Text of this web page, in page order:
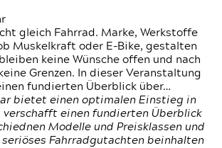
gleich Fahrrad. Marke, Werkstoffe
Muskelkraft oder E-Bike, gestalten
keine Wünsche offen und nach
Grenzen. In dieser Veranstaltung
fundierten Überblick über…
bietet einen optimalen Einstieg in
verschafft einen fundierten Überblick
Modelle und Preisklassen und
seriöses Fahrradgutachten beinhalten